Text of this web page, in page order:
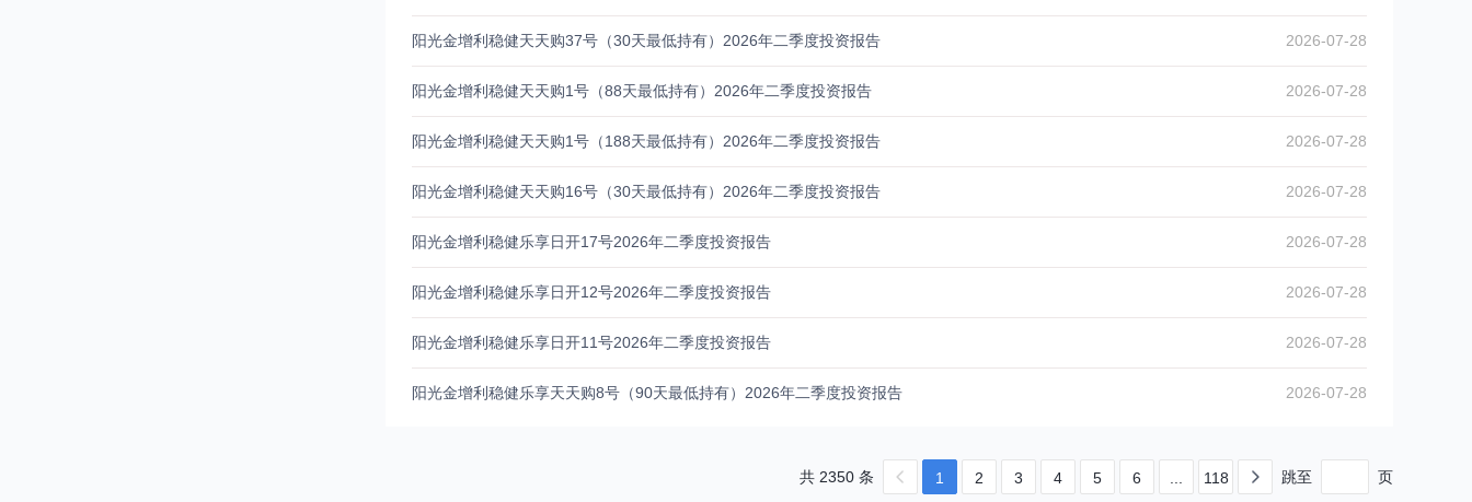
阳光金增利稳健天天购37号（30天最低持有）2026年二季度投资报告 2026-07-28
阳光金增利稳健天天购1号（88天最低持有）2026年二季度投资报告 2026-07-28
阳光金增利稳健天天购1号（188天最低持有）2026年二季度投资报告 2026-07-28
阳光金增利稳健天天购16号（30天最低持有）2026年二季度投资报告 2026-07-28
阳光金增利稳健乐享日开17号2026年二季度投资报告 2026-07-28
阳光金增利稳健乐享日开12号2026年二季度投资报告 2026-07-28
阳光金增利稳健乐享日开11号2026年二季度投资报告 2026-07-28
阳光金增利稳健乐享天天购8号（90天最低持有）2026年二季度投资报告 2026-07-28
共 2350 条 1 2 3 4 5 6 118 跳至 页